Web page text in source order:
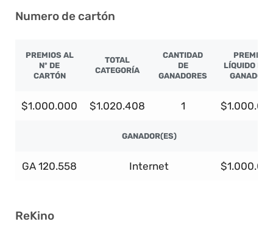
Numero de cartón
PREMIOS AL
Nº DE
CARTÓN
TOTAL
CATEGORÍA
CANTIDAD
DE
GANADORES
PREMIO
LÍQUIDO POR
GANADOR
$1.000.000 $1.020.408 1
GANADOR(ES)
GA 120.558 Internet
ReKino